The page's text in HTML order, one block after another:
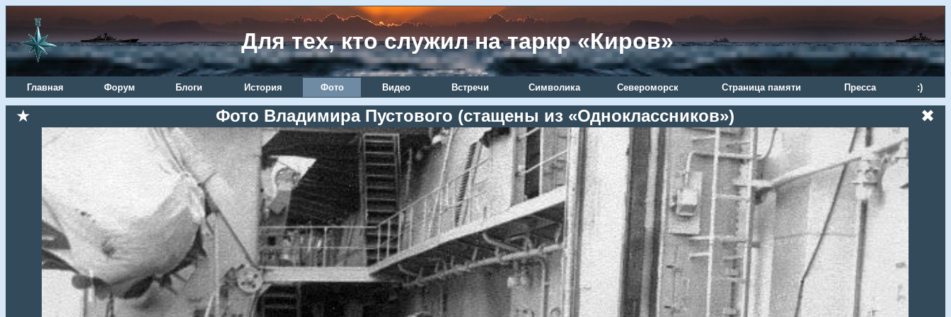
Для тех, кто служил на таркр «Киров»
Главная Форум Блоги История Фото Видео Встречи Символика Североморск Страница памяти Пресса :)
★ Фото Владимира Пустового (стащены из «Одноклассников») ✖